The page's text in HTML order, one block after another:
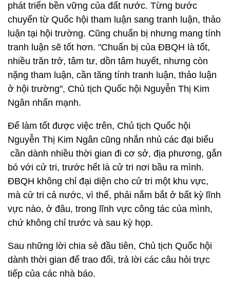
phát triển bền vững của đất nước. Từng bước
chuyển từ Quốc hội tham luận sang tranh luận, thảo
luận tại hội trường. Cũng chuẩn bị nhưng mang tính
tranh luận sẽ tốt hơn. "Chuẩn bị của ĐBQH là tốt,
nhiều trăn trở, tâm tư, dồn tâm huyết, nhưng còn
nặng tham luận, cần tăng tính tranh luận, thảo luận
ở hội trường", Chủ tịch Quốc hội Nguyễn Thị Kim
Ngân nhấn mạnh.
Để làm tốt được việc trên, Chủ tịch Quốc hội
Nguyễn Thị Kim Ngân cũng nhắn nhủ các đại biểu
cần dành nhiều thời gian đi cơ sở, địa phương, gắn
bó với cử tri, trước hết là cử tri nơi bầu ra mình.
ĐBQH không chỉ đại diện cho cử tri một khu vực,
mà cử tri cả nước, vì thế, phải nắm bắt ở bất kỳ lĩnh
vực nào, ở đâu, trong lĩnh vực công tác của mình,
chứ không chỉ trước và sau kỳ họp.
Sau những lời chia sẻ đầu tiên, Chủ tịch Quốc hội
dành thời gian để trao đổi, trả lời các câu hỏi trực
tiếp của các nhà báo.